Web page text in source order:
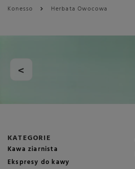
Konesso Herbata Owocowa
<
KATEGORIE
Kawa ziarnista
Ekspresy do kawy